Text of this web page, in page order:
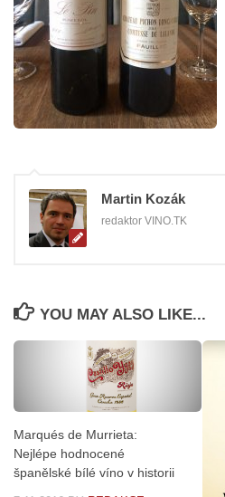
Martin Kozák
redaktor VINO.TK
YOU MAY ALSO LIKE...
Marqués de Murrieta:
Nejlépe hodnocené
španělské bílé víno v historii